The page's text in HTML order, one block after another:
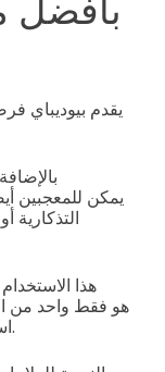
يقدم بيوديباي
التذكارية
هذا
استخدام تقنية رموز الاستجابة السريعة فيها.